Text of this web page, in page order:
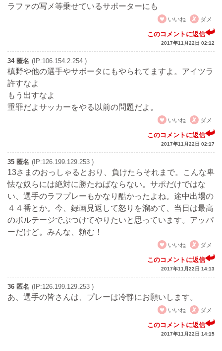
ラファの写メ等乗せているサポーターにも
いいね
ダメ
このコメントに返信
2017年11月22日 02:12
34 匿名 (IP:106.154.2.254 )
槙野や他の選手やサボータにもやられてますよ。アイツラ
許すなよ
もう出すなよ
重罪だよサッカーをやる以前の問題だよ。
いいね
ダメ
このコメントに返信
2017年11月22日 02:17
35 匿名 (IP:126.199.129.253 )
13さまのおっしゃるとおり、負けたらそれまで。こんな卑
怯な奴らには絶対に勝たねばならない。サポだけではな
い、選手のラフプレーもかなり酷かったよね。途中出場の
４４番とか。今、録画見返して怒りを溜めて、当日は最高
のボルテージでぶつけてやりたいと思っています。アッパ
ーだけど。みんな、頼む！
いいね
ダメ
このコメントに返信
2017年11月22日 14:13
36 匿名 (IP:126.199.129.253 )
あ、選手の皆さんは、プレーは冷静にお願いします。
いいね
ダメ
このコメントに返信
2017年11月22日 14:15